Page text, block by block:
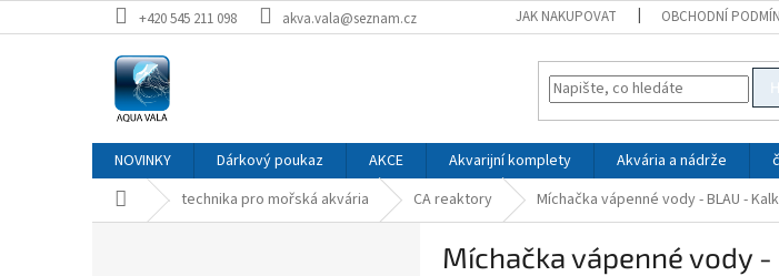
na
+420 545 211 098 akva.vala@seznam.cz JAK NAKUPOVAT OBCHODNÍ
NOVINKY Dárkový poukaz AKCE Akvarijní komplety Akvária a nádrže
Domů technika pro mořská akvária CA reaktory Míchačka vápenné vody - BLAU -
Míchačka vápenné vody